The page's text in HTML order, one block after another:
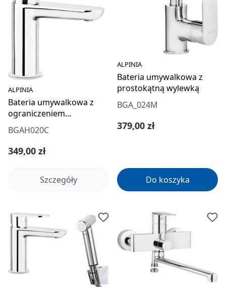
ALPINIA
Bateria umywalkowa z
ograniczeniem
temperatury
BGAH020C
Cena regularna:
349,00 zł
Szczegóły
ALPINIA
Bateria umywalkowa z
prostokątną wylewką
BGA_024M
Cena regularna:
379,00 zł
Do koszyka